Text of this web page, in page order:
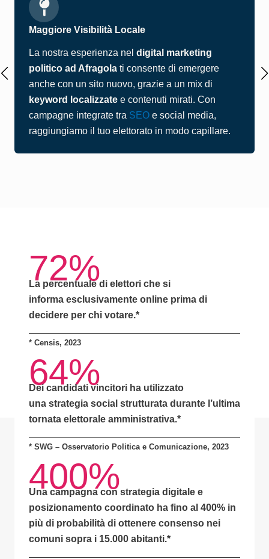
Maggiore Visibilità Locale
La nostra esperienza nel digital marketing
politico ad Afragola ti consente di emergere
anche con un sito nuovo, grazie a un mix di
keyword localizzate e contenuti mirati. Con
campagne integrate tra SEO e social media,
raggiungiamo il tuo elettorato in modo capillare.
72%
La percentuale di elettori che si
informa esclusivamente online prima di
decidere per chi votare.*
* Censis, 2023
64%
Dei candidati vincitori ha utilizzato
una strategia social strutturata durante l’ultima
tornata elettorale amministrativa.*
* SWG – Osservatorio Politica e Comunicazione, 2023
400%
Una campagna con strategia digitale e
posizionamento coordinato ha fino al 400% in
più di probabilità di ottenere consenso nei
comuni sopra i 15.000 abitanti.*